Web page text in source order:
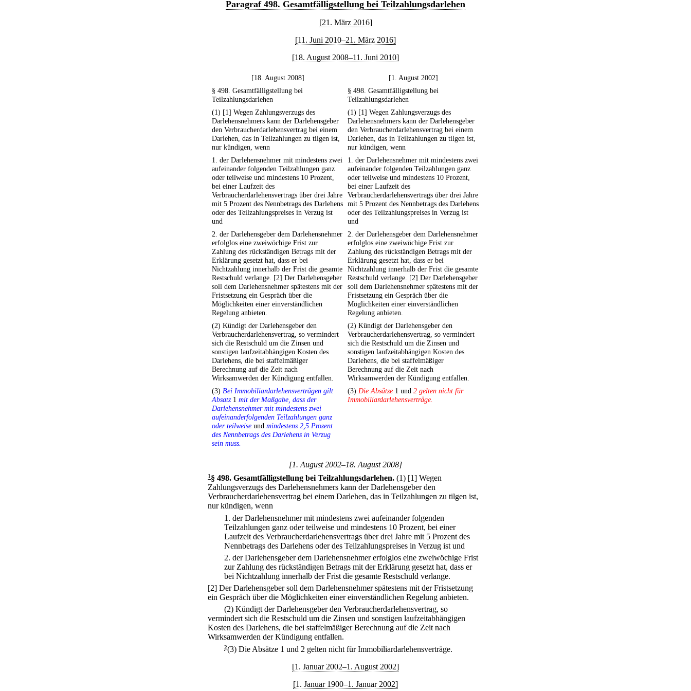
Paragraf 498. Gesamtfälligstellung bei Teilzahlungsdarlehen
[21. März 2016]
[11. Juni 2010–21. März 2016]
[18. August 2008–11. Juni 2010]
[18. August 2008]
[1. August 2002]
§ 498. Gesamtfälligstellung bei
Teilzahlungsdarlehen
§ 498. Gesamtfälligstellung bei
Teilzahlungsdarlehen
(1) [1] Wegen Zahlungsverzugs des
Darlehensnehmers kann der Darlehensgeber
den Verbraucherdarlehensvertrag bei einem
Darlehen, das in Teilzahlungen zu tilgen ist,
nur kündigen, wenn
(1) [1] Wegen Zahlungsverzugs des
Darlehensnehmers kann der Darlehensgeber
den Verbraucherdarlehensvertrag bei einem
Darlehen, das in Teilzahlungen zu tilgen ist,
nur kündigen, wenn
1. der Darlehensnehmer mit mindestens zwei
aufeinander folgenden Teilzahlungen ganz
oder teilweise und mindestens 10 Prozent,
bei einer Laufzeit des
Verbraucherdarlehensvertrags über drei Jahre
mit 5 Prozent des Nennbetrags des Darlehens
oder des Teilzahlungspreises in Verzug ist
und
1. der Darlehensnehmer mit mindestens zwei
aufeinander folgenden Teilzahlungen ganz
oder teilweise und mindestens 10 Prozent,
bei einer Laufzeit des
Verbraucherdarlehensvertrags über drei Jahre
mit 5 Prozent des Nennbetrags des Darlehens
oder des Teilzahlungspreises in Verzug ist
und
2. der Darlehensgeber dem Darlehensnehmer
erfolglos eine zweiwöchige Frist zur
Zahlung des rückständigen Betrags mit der
Erklärung gesetzt hat, dass er bei
Nichtzahlung innerhalb der Frist die gesamte
Restschuld verlange. [2] Der Darlehensgeber
soll dem Darlehensnehmer spätestens mit der
Fristsetzung ein Gespräch über die
Möglichkeiten einer einverständlichen
Regelung anbieten.
2. der Darlehensgeber dem Darlehensnehmer
erfolglos eine zweiwöchige Frist zur
Zahlung des rückständigen Betrags mit der
Erklärung gesetzt hat, dass er bei
Nichtzahlung innerhalb der Frist die gesamte
Restschuld verlange. [2] Der Darlehensgeber
soll dem Darlehensnehmer spätestens mit der
Fristsetzung ein Gespräch über die
Möglichkeiten einer einverständlichen
Regelung anbieten.
(2) Kündigt der Darlehensgeber den
Verbraucherdarlehensvertrag, so vermindert
sich die Restschuld um die Zinsen und
sonstigen laufzeitabhängigen Kosten des
Darlehens, die bei staffelmäßiger
Berechnung auf die Zeit nach
Wirksamwerden der Kündigung entfallen.
(2) Kündigt der Darlehensgeber den
Verbraucherdarlehensvertrag, so vermindert
sich die Restschuld um die Zinsen und
sonstigen laufzeitabhängigen Kosten des
Darlehens, die bei staffelmäßiger
Berechnung auf die Zeit nach
Wirksamwerden der Kündigung entfallen.
(3) Bei Immobiliardarlehensverträgen gilt
Absatz1 mit der Maßgabe, dass der
Darlehensnehmer mit mindestens zwei
aufeinanderfolgenden Teilzahlungen ganz
oder teilweise und mindestens 2,5 Prozent
des Nennbetrags des Darlehens in Verzug
sein muss.
(3) Die Absätze 1 und 2 gelten nicht für
Immobiliardarlehensverträge.
[1. August 2002–18. August 2008]
1§ 498. Gesamtfälligstellung bei Teilzahlungsdarlehen. (1) [1] Wegen
Zahlungsverzugs des Darlehensnehmers kann der Darlehensgeber den
Verbraucherdarlehensvertrag bei einem Darlehen, das in Teilzahlungen zu tilgen ist,
nur kündigen, wenn
1. der Darlehensnehmer mit mindestens zwei aufeinander folgenden
Teilzahlungen ganz oder teilweise und mindestens 10 Prozent, bei einer
Laufzeit des Verbraucherdarlehensvertrags über drei Jahre mit 5 Prozent des
Nennbetrags des Darlehens oder des Teilzahlungspreises in Verzug ist und
2. der Darlehensgeber dem Darlehensnehmer erfolglos eine zweiwöchige Frist
zur Zahlung des rückständigen Betrags mit der Erklärung gesetzt hat, dass er
bei Nichtzahlung innerhalb der Frist die gesamte Restschuld verlange.
[2] Der Darlehensgeber soll dem Darlehensnehmer spätestens mit der Fristsetzung
ein Gespräch über die Möglichkeiten einer einverständlichen Regelung anbieten.
(2) Kündigt der Darlehensgeber den Verbraucherdarlehensvertrag, so
vermindert sich die Restschuld um die Zinsen und sonstigen laufzeitabhängigen
Kosten des Darlehens, die bei staffelmäßiger Berechnung auf die Zeit nach
Wirksamwerden der Kündigung entfallen.
2(3) Die Absätze 1 und 2 gelten nicht für Immobiliardarlehensverträge.
[1. Januar 2002–1. August 2002]
[1. Januar 1900–1. Januar 2002]